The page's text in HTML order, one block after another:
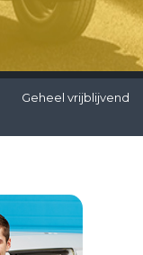
Geheel vrijblijvend